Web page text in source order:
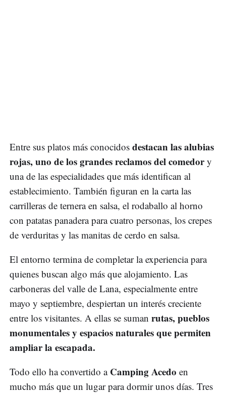
Entre sus platos más conocidos destacan las alubias
rojas, uno de los grandes reclamos del comedory
una de las especialidades que más identifican al
establecimiento. También figuran en la carta las
carrilleras de ternera en salsa, el rodaballo al horno
con patatas panadera para cuatro personas, los crepes
de verduritas y las manitas de cerdo en salsa.
El entorno termina de completar la experiencia para
quienes buscan algo más que alojamiento. Las
carboneras del valle de Lana, especialmente entre
mayo y septiembre, despiertan un interés creciente
entre los visitantes. A ellas se suman rutas, pueblos
monumentales y espacios naturales que permiten
ampliar la escapada.
Todo ello ha convertido a Camping Acedo en
mucho más que un lugar para dormir unos días. Tres